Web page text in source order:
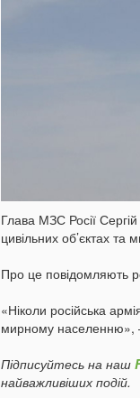
Глава МЗС Росії
цивільних об’єктах
Про це повідомляють
«Ніколи російська
мирному населенню»,
Підписуйтесь на наш
найважливіших подій.